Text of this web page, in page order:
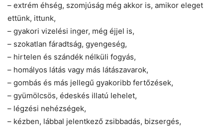
– extrém éhség, szomjúság még akkor is, amikor eleget
ettünk, ittunk,
– gyakori vizelési inger, még éjjel is,
– szokatlan fáradtság, gyengeség,
– hirtelen és szándék nélküli fogyás,
– homályos látás vagy más látászavarok,
– gombás és más jellegű gyakoribb fertőzések,
– gyümölcsös, édeskés illatú lehelet,
– légzési nehézségek,
– kézben, lábbal jelentkező zsibbadás, bizsergés,